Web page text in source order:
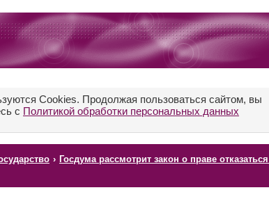
Cookies. Продолжая пользоваться сайтом, вы
с Политикой обработки персональных данных
› Госдума рассмотрит закон о праве